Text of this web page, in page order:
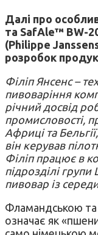
Далі про
та SafAle™ BW-
(Philippe
розробок
Філіп Янсенс –
пивоваріння
річний досвід
промисловості,
Африці та
він керував
Філіп працює в
підрозділі
пивовар із
Фламандською
означає як